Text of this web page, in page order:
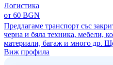
Логистика
от 60 BGN
Предлагаме транспорт със
черна и бяла техника, мебели,
материали, багаж и много др.
Виж профила